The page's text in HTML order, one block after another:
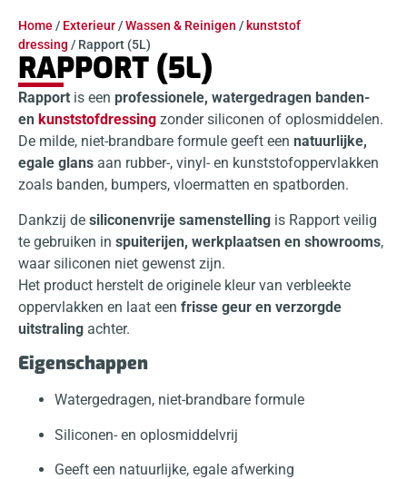
Home / Exterieur/Wassen & Reinigen / kunststof
dressing / Rapport (5L)
RAPPORT (5L)
Rapport is een professionele, watergedragen banden-
en kunststofdressing zonder siliconen of oplosmiddelen.
De milde, niet-brandbare formule geeft een natuurlijke,
egale glans aan rubber-, vinyl- en kunststofoppervlakken
zoals banden, bumpers, vloermatten en spatborden.
Dankzij de siliconenvrije samenstelling is Rapport veilig
te gebruiken in spuiterijen, werkplaatsen en showrooms,
waar siliconen niet gewenst zijn.
Het product herstelt de originele kleur van verbleekte
oppervlakken en laat een frisse geur en verzorgde
uitstraling achter.
Eigenschappen
Watergedragen, niet-brandbare formule
Siliconen- en oplosmiddelvrij
Geeft een natuurlijke, egale afwerking